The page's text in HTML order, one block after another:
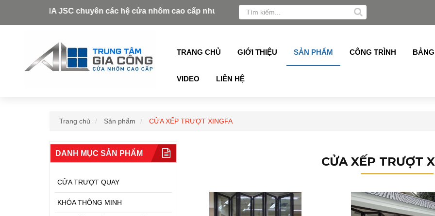
VINA JSC chuyên các hệ cửa nhôm cao cấp như: Xingfa, Alukey, Grober, Pmi, Germany, Topalu, Technan,
TRANG CHỦ GIỚI THIỆU SẢN PHẨM CÔNG TRÌNH
VIDEO LIÊN HỆ
Trang chủ Sản phẩm CỬA XẾP TRƯỢT XINGFA
DANH MỤC SẢN PHẨM
CỬA TRƯỢT QUAY
KHÓA THÔNG MINH
CỬA XẾP TRƯỢT